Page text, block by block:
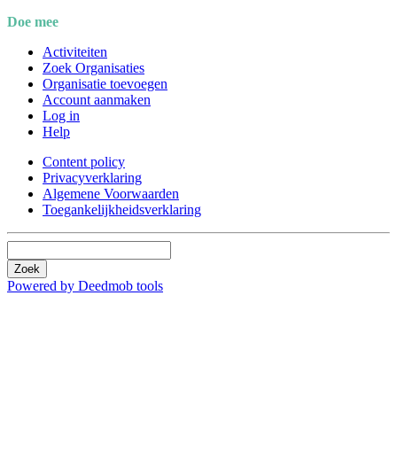
Doe mee
Activiteiten
Zoek Organisaties
Organisatie toevoegen
Account aanmaken
Log in
Help
Content policy
Privacyverklaring
Algemene Voorwaarden
Toegankelijkheidsverklaring
Zoek
Powered by Deedmob tools